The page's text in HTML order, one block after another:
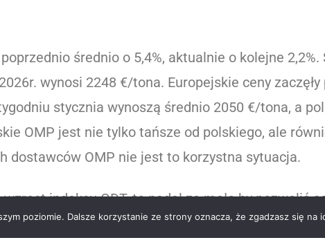
średnio o 5,4%, aktualnie o kolejne 2,2%.
wynosi 2248 €/tona. Europejskie ceny
stycznia wynoszą średnio 2050 €/tona, a
OMP jest nie tylko tańsze od polskiego, ale
dostawców OMP nie jest to korzystna sytuacja.
indeksu GDT, to nadal za mało by pozwolić
nieco lepiej niż pod koniec ubiegłego
poziomie. Dalsze korzystanie ze strony oznacza, że zgadzasz się na